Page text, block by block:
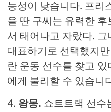
능성이 낮습니다. 프리
을 딴 구씨는 유력한
서 태어나고 자랐다.
대표하기로 선택했지
란 운동 선수를 찾고
에게 불리할 수 있습니
4. 왕몽. 쇼트트랙 선수